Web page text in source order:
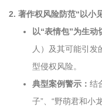
2. 著作权风险防范“以小
以“表情包”为生动
人）及其可能引发
型侵权风险。
典型案例警示： 结
子”、“野萌君和小